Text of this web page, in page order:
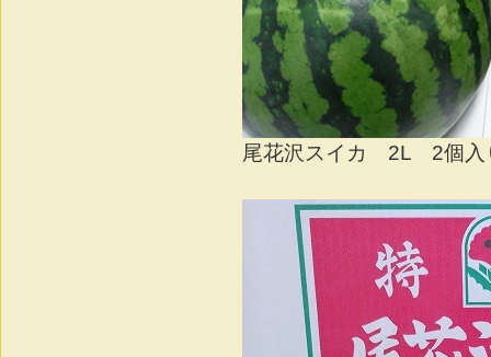
尾花沢スイカ 2L 2個入